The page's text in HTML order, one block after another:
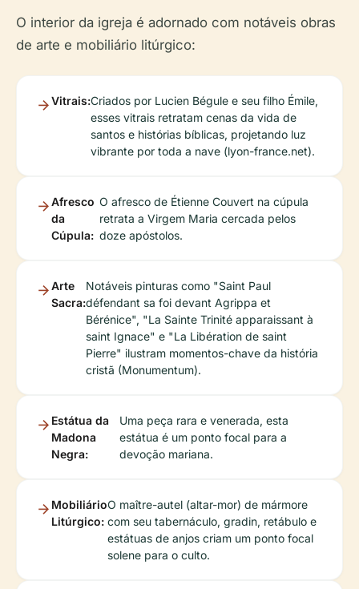
O interior da igreja é adornado com notáveis obras
de arte e mobiliário litúrgico:
Vitrais:Criados por Lucien Bégule e seu filho Émile,
esses vitrais retratam cenas da vida de
santos e histórias bíblicas, projetando luz
vibrante por toda a nave (lyon-france.net).
Afresco
da
Cúpula:
O afresco de Étienne Couvert na cúpula
retrata a Virgem Maria cercada pelos
doze apóstolos.
Arte
Sacra:
Notáveis pinturas como "Saint Paul
défendant sa foi devant Agrippa et
Bérénice", "La Sainte Trinité apparaissant à
saint Ignace" e "La Libération de saint
Pierre" ilustram momentos-chave da história
cristã (Monumentum).
Estátua da
Madona
Negra:
Uma peça rara e venerada, esta
estátua é um ponto focal para a
devoção mariana.
Mobiliário
Litúrgico:
O maître-autel (altar-mor) de mármore
com seu tabernáculo, gradin, retábulo e
estátuas de anjos criam um ponto focal
solene para o culto.